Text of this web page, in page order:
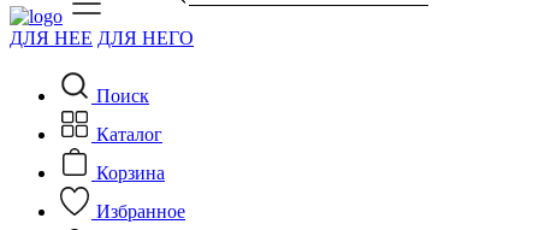
ДЛЯ НЕЕ ДЛЯ НЕГО
Поиск
Каталог
Корзина
Избранное